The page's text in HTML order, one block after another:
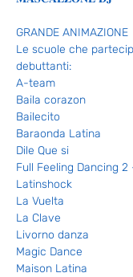
GRANDE ANIMAZIONE
Le scuole che
debuttanti:
A-team
Baila corazon
Bailecito
Baraonda Latina
Dile Que si
Full Feeling Dancing 2
Latinshock
La Vuelta
La Clave
Livorno danza
Magic Dance
Maison Latina